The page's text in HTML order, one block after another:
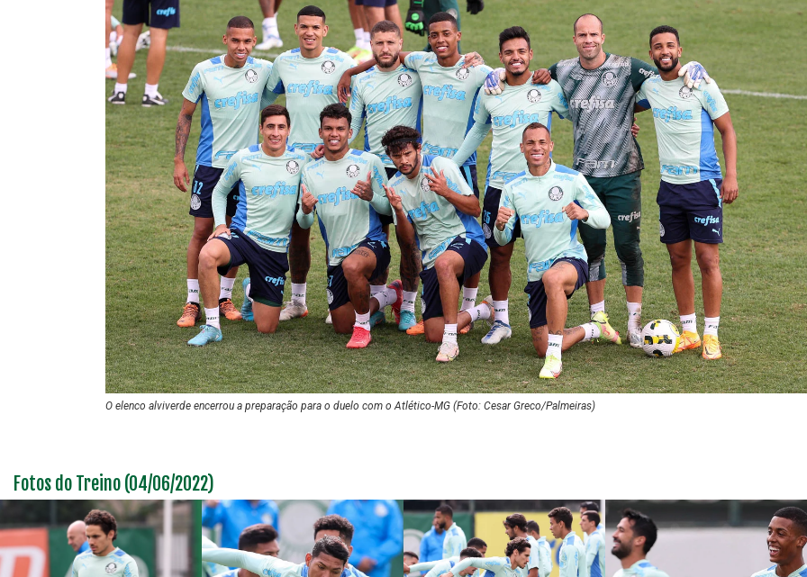
O elenco alviverde encerrou a preparação para o duelo com o Atlético-MG (Foto: Cesar Greco/Palmeiras)
Fotos do Treino (04/06/2022)